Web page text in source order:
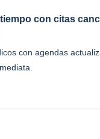
con citas
con agendas